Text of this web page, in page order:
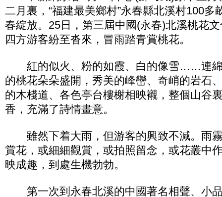
二月裏，“福建最美鄉村”永春縣北溪村100多
春綻放。25日，第三屆中國(永春)北溪桃花
四方游客紛至沓來，冒雨踏青賞桃花。
紅的似火、粉的如霞、白的像雪……連綿
的桃花朵朵盛開，秀美的峰巒、奇峭的岩石
的木棧道、各色亭台樓榭相映襯，整個山谷
香，充滿了詩情畫意。
雖然下着大雨，但游客的興致不減。雨
賞花，或細細觀賞，或拍照留念，或花叢中
映成趣，到處生機勃勃。
第一次到永春北溪的中國著名相聲、小